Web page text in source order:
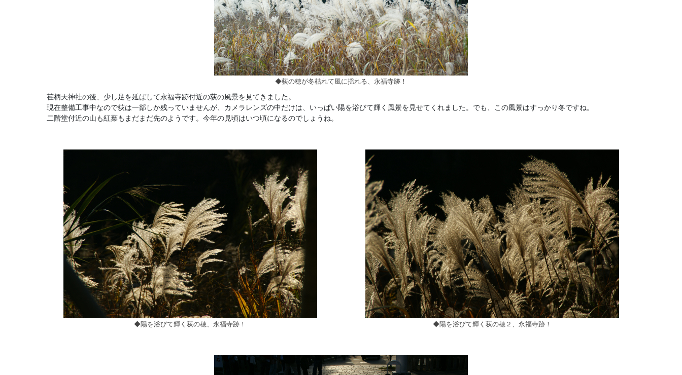
◆荻の穂が冬枯れて風に揺れる、永福寺跡！
荏柄天神社の後、少し足を延ばして永福寺跡付近の荻の風景を見てきました。
現在整備工事中なので荻は一部しか残っていませんが、カメラレンズの中だけは、いっぱい陽を浴びて輝く風景を見せてくれました。でも、この風景はすっかり冬ですね。
二階堂付近の山も紅葉もまだまだ先のようです。今年の見頃はいつ頃になるのでしょうね。
◆陽を浴びて輝く荻の穂、永福寺跡！ ◆陽を浴びて輝く荻の穂２、永福寺跡！